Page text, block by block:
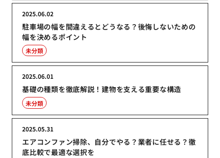
駐車場の幅を間違えるとどうなる？後悔しないための
幅を決めるポイント
2025.06.02
未分類
基礎の種類を徹底解説！建物を支える重要な構造
2025.06.01
未分類
エアコンファン掃除、自分でやる？業者に任せる？徹
底比較で最適な選択を
2025.05.31